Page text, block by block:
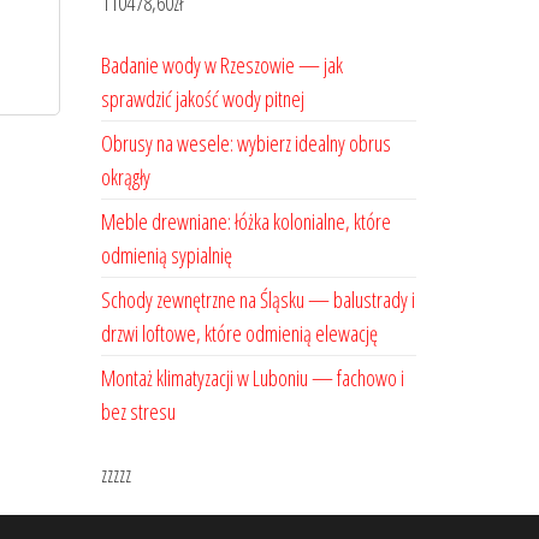
Badanie wody w Rzeszowie — jak
sprawdzić jakość wody pitnej
Obrusy na wesele: wybierz idealny obrus
okrągły
Meble drewniane: łóżka kolonialne, które
odmienią sypialnię
Schody zewnętrzne na Śląsku — balustrady i
drzwi loftowe, które odmienią elewację
Montaż klimatyzacji w Luboniu — fachowo i
bez stresu
zzzzz